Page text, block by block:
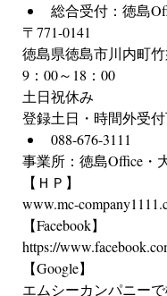
総合受付：徳島
〒771-0141
徳島県徳島市川内町竹
9：00～18：00
土日祝休み
登録土日・時間外受
088-676-3111
事業所：徳島Office・
【ＨＰ】
www.mc-
【Facebook】
https://
【Google】
エムシーカンパニーで